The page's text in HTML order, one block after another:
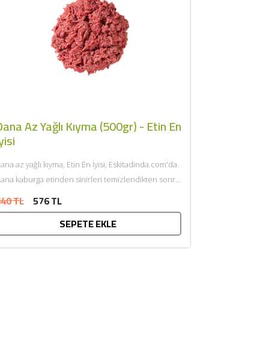
Az Yağlı Kıyma (500gr) - Etin En
az yağlı kıyma, Etin En İyisi, Eskitadinda.com'da.
kaburga etinden sinirleri temizlendikten sonra
TL 576 TL
SEPETE EKLE